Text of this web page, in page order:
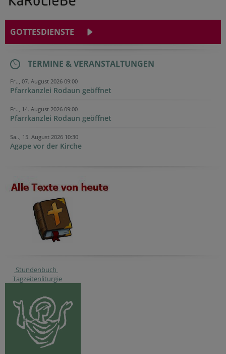
GOTTESDIENSTE
TERMINE & VERANSTALTUNGEN
Fr.., 07. August 2026 09:00
Pfarrkanzlei Rodaun geöffnet
Fr.., 14. August 2026 09:00
Pfarrkanzlei Rodaun geöffnet
Sa.., 15. August 2026 10:30
Agape vor der Kirche
Stundenbuch
Tagzeitenliturgie